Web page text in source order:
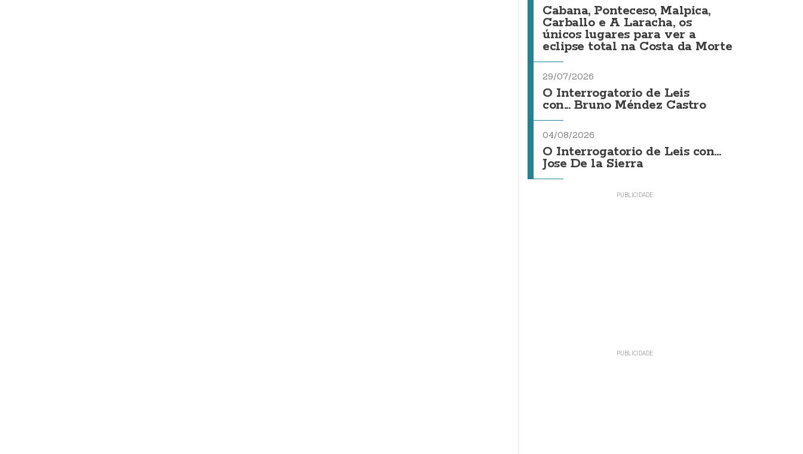
Cabana, Ponteceso, Malpica,
Carballo e A Laracha, os
únicos lugares para ver a
eclipse total na Costa da Morte
29/07/2026
O Interrogatorio de Leis
con... Bruno Méndez Castro
04/08/2026
O Interrogatorio de Leis con...
Jose De la Sierra